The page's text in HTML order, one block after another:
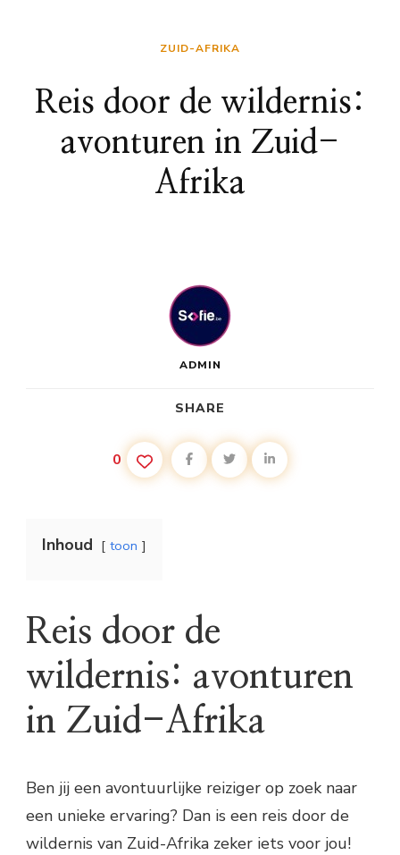
ZUID-AFRIKA
Reis door de wildernis:
avonturen in Zuid-
Afrika
ADMIN
SHARE
0
Inhoud toon
Reis door de
wildernis: avonturen
in Zuid-Afrika
Ben jij een avontuurlijke reiziger op zoek naar
een unieke ervaring? Dan is een reis door de
wildernis van Zuid-Afrika zeker iets voor jou!